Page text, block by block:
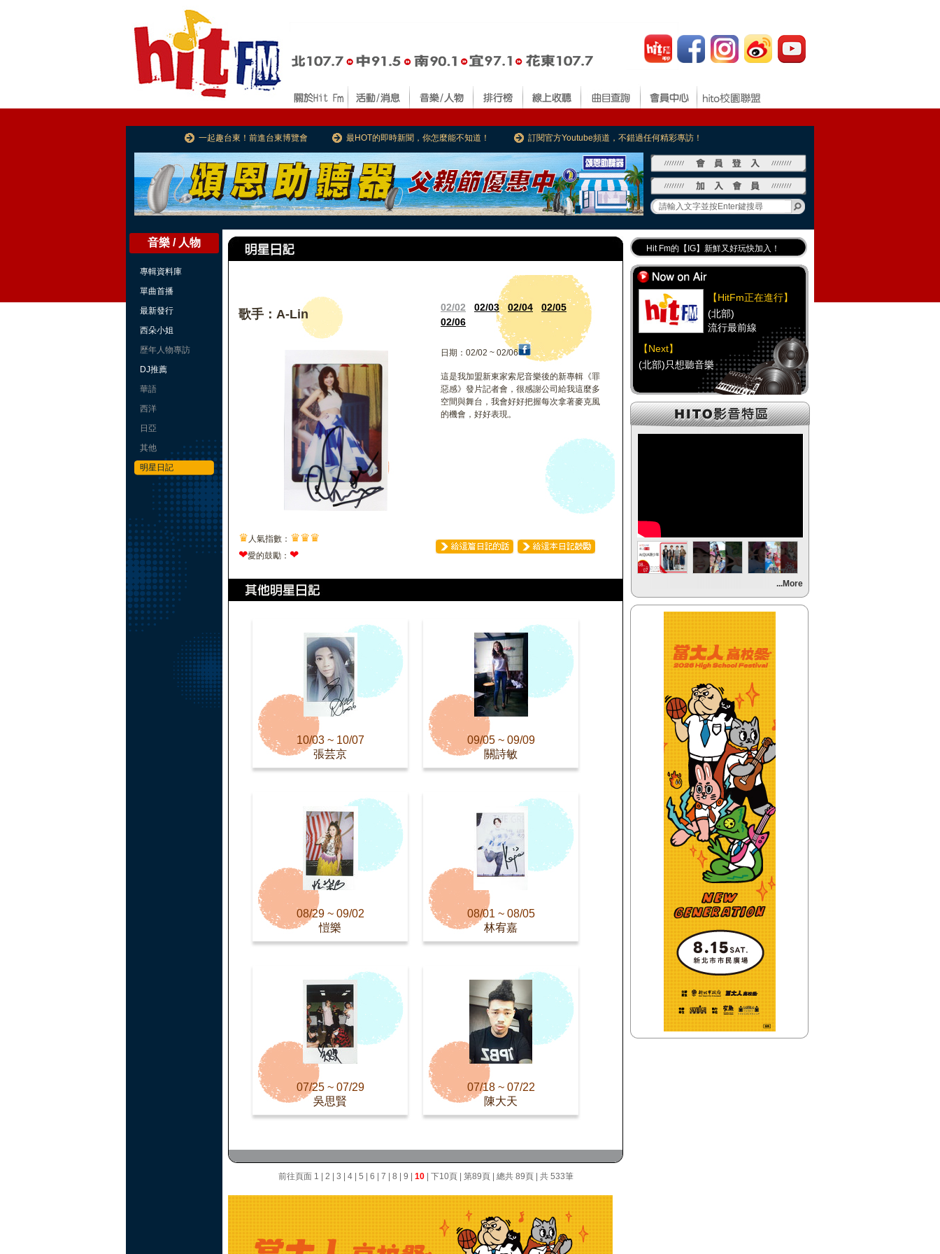
一起趣台東！前進台東博覽會 最HOT的即時新聞，你怎麼能不知道！ 訂閱官方Youtube頻道，不錯過任何精彩專訪！
音樂 / 人物
專輯資料庫
單曲首播
最新發行
西朵小姐
歷年人物專訪
DJ推薦
華語
西洋
日亞
其他
明星日記
歌手：A-Lin 02/02 02/03 02/04
02/05
02/06
日期：02/02 ~ 02/06
這是我加盟新東家索尼音樂後的新專輯《罪
惡感》發片記者會，很感謝公司給我這麼多
空間與舞台，我會好好把握每次拿著麥克風
的機會，好好表現。
♛ 人氣指數： ♛♛♛
❤愛的鼓勵： ❤
10/03 ~ 10/07
張芸京
09/05 ~ 09/09
關詩敏
08/29 ~ 09/02
愷樂
08/01 ~ 08/05
林宥嘉
07/25 ~ 07/29
吳思賢
07/18 ~ 07/22
陳大天
前往頁面 1 2 3 4| 5 6 7 8 9 10| 下10頁| 第89頁| 總共 89頁 | 共 533筆
Hit Fm的【IG】新鮮又好玩快加入！
Hit Fm【FB臉書粉絲團】等你加入！
最專業《DJ推薦》好音樂千萬別錯過！
好康報報 最新優惠訊息都在這！
【HitFm正在進行】
(北部)
流行最前線
【Next】
(北部)只想聽音樂
【HitFm正在進行】
(中部)
(南部)
流行最前線
【Next】
(宜蘭)
流行最前線
(宜蘭)只想聽音樂
【HitFm正在進行】
(花東)
流行最精選
【Next】
(花東)只想聽音樂
...More